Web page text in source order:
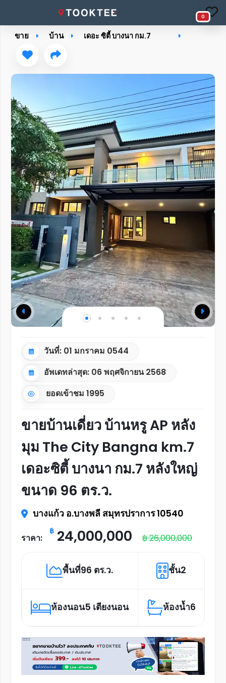
0
ขาย บ้าน เดอะ ซิตี้ บางนา กม.7
วันที่: 01 มกราคม 0544
อัพเดทล่าสุด: 06 พฤศจิกายน 2568
ยอดเข้าชม 1995
ขายบ้านเดี่ยว บ้านหรู AP หลัง
มุม The City Bangna km.7
เดอะซิตี้ บางนา กม.7 หลังใหญ่
ขนาด 96 ตร.ว.
บางแก้ว อ.บางพลี สมุทรปราการ 10540
ราคา:
฿ 24,000,000 ฿ 26,000,000
พื้นที่96 ตร.ว. ชั้น2
ห้องนอน5 เตียงนอน ห้องน้ำ6